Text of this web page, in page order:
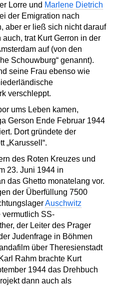
Lorre und Marlene Dietrich
der Emigration nach
aber er ließ sich nicht darauf
trat Kurt Gerron in der
auf (von den
Schouwburg“ genannt).
seine Frau ebenso wie
verschleppt.
ums Leben kamen,
Gerson Ende Februar 1944
Dort gründete der
„Karussell“.
des Roten Kreuzes und
23. Juni 1944 in
das Ghetto monatelang vor.
der Überfüllung 7500
Auschwitz
vermutlich SS-
der Leiter des Prager
Judenfrage in Böhmen
über Theresienstadt
Rahm brachte Kurt
1944 das Drehbuch
dann auch als